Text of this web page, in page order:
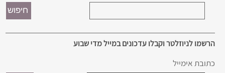
הרשמו לניוזלטר וקבלו עדכונים במייל מדי שבוע
כתובת אימייל